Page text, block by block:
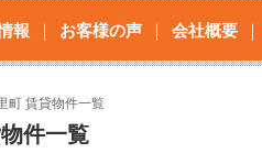
報 お客様の声 会社概要
町 賃貸物件一覧
件一覧